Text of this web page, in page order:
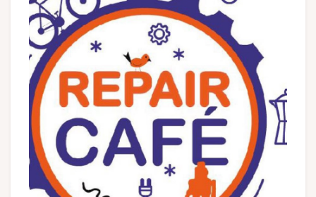
Volg ons
Pers
Groepen en touroperators
EN NL DE